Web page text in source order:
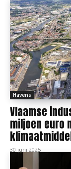
Havens
Vlaamse
miljoen euro
30 juni 2025